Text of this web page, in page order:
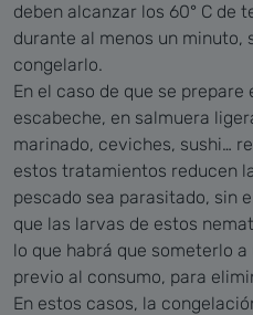
deben alcanzar los 60° C de
durante al menos un minuto,
congelarlo.
En el caso de que se prepare
escabeche, en salmuera
marinado, ceviches, sushi…
estos tratamientos reducen
pescado sea parasitado, sin
que las larvas de estos
lo que habrá que someterlo
previo al consumo, para
En estos casos, la